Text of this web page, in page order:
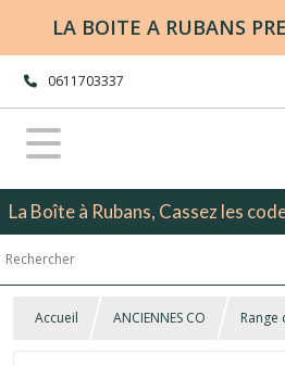
LA BOITE A RUBANS
0611703337
La Boîte à Rubans, Cassez les
Accueil ANCIENNES CO